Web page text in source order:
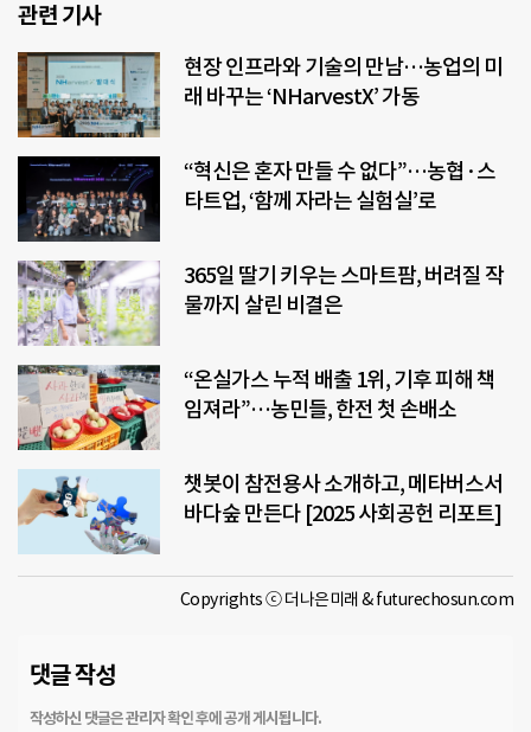
관련 기사
현장 인프라와 기술의 만남…농업의 미
래 바꾸는 ‘NHarvestX’ 가동
“혁신은 혼자 만들 수 없다”…농협·스
타트업, ‘함께 자라는 실험실’로
365일 딸기 키우는 스마트팜, 버려질 작
물까지 살린 비결은
“온실가스 누적 배출 1위, 기후 피해 책
임져라”…농민들, 한전 첫 손배소
챗봇이 참전용사 소개하고, 메타버스서
바다숲 만든다 [2025 사회공헌 리포트]
Copyrights ⓒ 더나은미래 & futurechosun.com
댓글 작성